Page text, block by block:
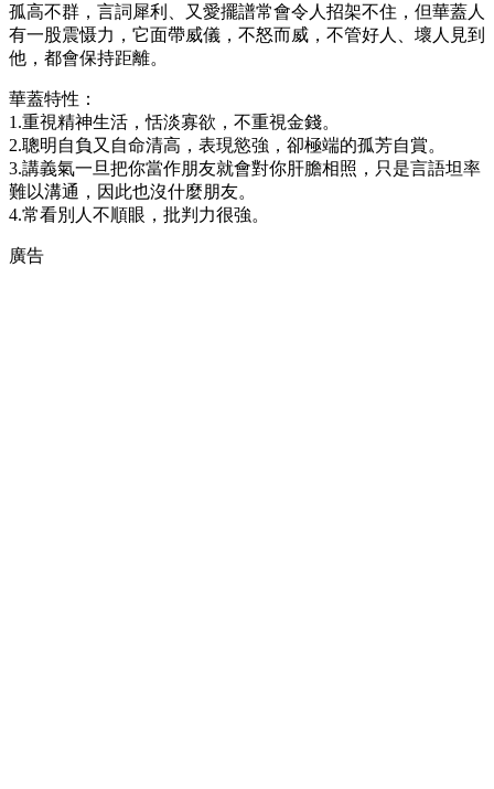
孤高不群，言詞犀利、又愛擺譜常會令人招架不住，但華蓋人
有一股震慑力，它面帶威儀，不怒而威，不管好人、壞人見到
他，都會保持距離。
華蓋特性：
1.重視精神生活，恬淡寡欲，不重視金錢。
2.聰明自負又自命清高，表現慾強，卻極端的孤芳自賞。
3.講義氣一旦把你當作朋友就會對你肝膽相照，只是言語坦率
難以溝通，因此也沒什麼朋友。
4.常看別人不順眼，批判力很強。
廣告